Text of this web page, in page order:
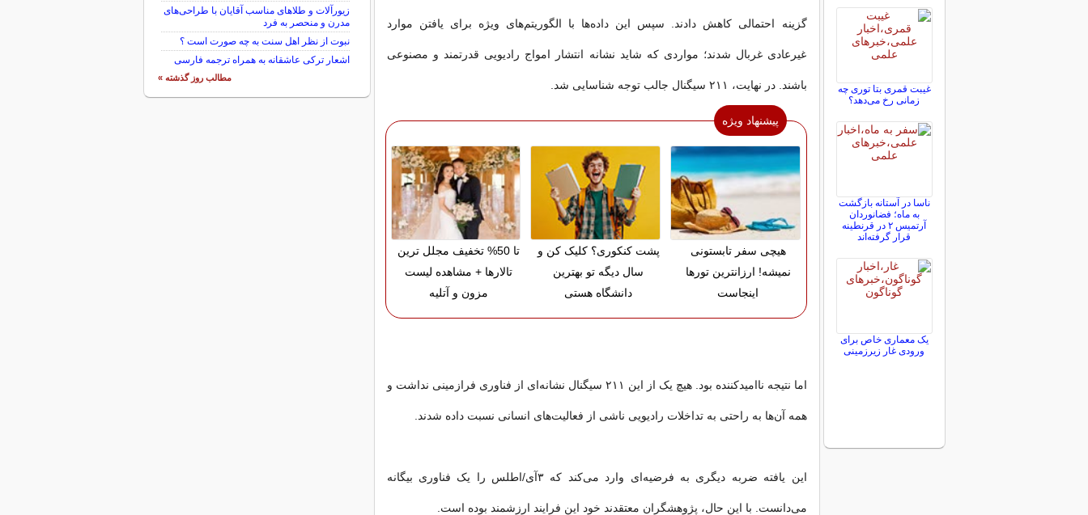
گزینه احتمالی کاهش دادند. سپس این داده‌ها با الگوریتم‌های ویژه برای یافتن موارد
غیرعادی غربال شدند؛ مواردی که شاید نشانه انتشار امواج رادیویی قدرتمند و مصنوعی
باشند. در نهایت، ۲۱۱ سیگنال جالب توجه شناسایی شد.
پیشنهاد ویژه
هیچی سفر تابستونی
نمیشه! ارزانترین تورها
اینجاست
پشت کنکوری؟ کلیک کن و
سال دیگه تو بهترین
دانشگاه هستی
تا 50% تخفیف مجلل ترین
تالارها + مشاهده لیست
مزون و آتلیه
اما نتیجه ناامیدکننده بود. هیچ ‌یک از این ۲۱۱ سیگنال نشانه‌ای از فناوری فرازمینی نداشت و
همه آن‌ها به ‌راحتی به تداخلات رادیویی ناشی از فعالیت‌های انسانی نسبت داده شدند.
این یافته ضربه دیگری به فرضیه‌ای وارد می‌کند که ۳آی/اطلس را یک فناوری بیگانه
می‌دانست. با این حال، پژوهشگران معتقدند خود این فرایند ارزشمند بوده است.
غیبت قمری بتا توری چه
زمانی رخ می‌دهد؟
ناسا در آستانه بازگشت
به ماه؛ فضانوردان
آرتمیس ۲ در قرنطینه
قرار گرفته‌اند
یک معماری خاص برای
ورودی غار زیرزمینی
زیورآلات و طلاهای مناسب آقایان با طراحی‌های
مدرن و منحصر به فرد
نبوت از نظر اهل سنت به چه صورت است ؟
اشعار ترکی عاشقانه به همراه ترجمه فارسی
مطالب روز گذشته »